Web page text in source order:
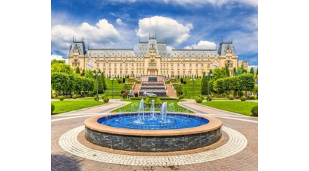
Economia României: Maxim
istoric pentru numerarul în
circulaţie
Joe Biden a pregătit o nouă
strategie naţională de
contracarare a pandemiei